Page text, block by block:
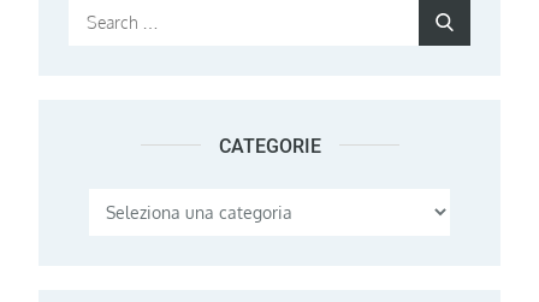
Search
CATEGORIE
Categorie